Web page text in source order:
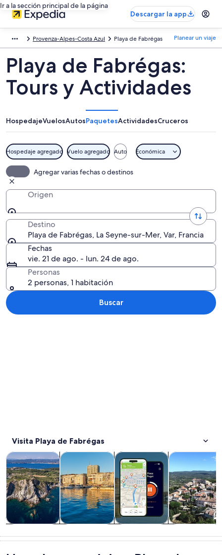
Ir a la sección principal de la página
Descargar la app
Provenza-Alpes-Costa Azul Playa de Fabrégas Planear un viaje
Playa de Fabrégas:
Tours y Actividades
HospedajeVuelosAutosPaquetesActividadesCruceros
Hospedaje agregado Vuelo agregado Auto Económica
Agregar varias fechas o destinos
Origen
Destino
Playa de Fabrégas, La Seyne-sur-Mer, Var, Francia
Fechas
vie. 21 de ago. - lun. 24 de ago.
Personas
2 personas, 1 habitación
Buscar
Visita Playa de Fabrégas
excursiones de
Tours y excursiones de un díaSe abrirá en una nueva pestaña
y
Tours privados y personalizadosSe abrirá en
historia
Cultura e historiaSe abrirá en
bebidas y vida
Alimentos,